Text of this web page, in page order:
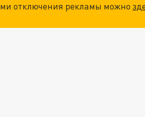
отключения рекламы можно